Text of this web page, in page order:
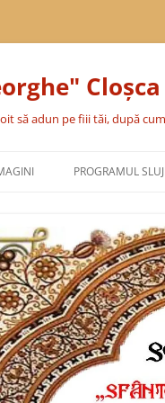
Cloşca
să adun pe fiii tăi, după
PROGRAMUL